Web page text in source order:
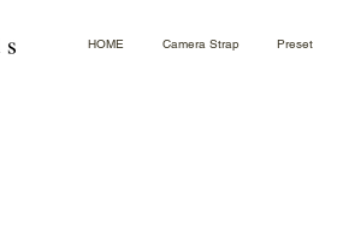
HOME Camera Strap Preset